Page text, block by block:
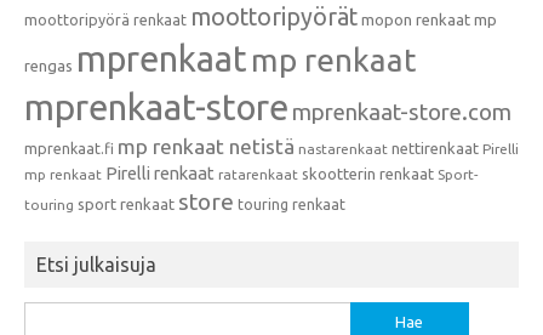
moottoripyörä renkaat moottoripyörät mopon renkaat mp
rengas mprenkaat mp renkaat
mprenkaat-store mprenkaat-store.com
mprenkaat.fi mp renkaat netistä nastarenkaat nettirenkaat Pirelli
mp renkaat Pirelli renkaat ratarenkaat skootterin renkaat Sport-
touring sport renkaat store touring renkaat
Etsi julkaisuja